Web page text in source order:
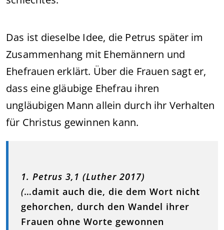
Das ist dieselbe Idee, die Petrus später im
Zusammenhang mit Ehemännern und
Ehefrauen erklärt. Über die Frauen sagt er,
dass eine gläubige Ehefrau ihren
ungläubigen Mann allein durch ihr Verhalten
für Christus gewinnen kann.
1. Petrus 3,1 (Luther 2017)
(…damit auch die, die dem Wort nicht
gehorchen, durch den Wandel ihrer
Frauen ohne Worte gewonnen